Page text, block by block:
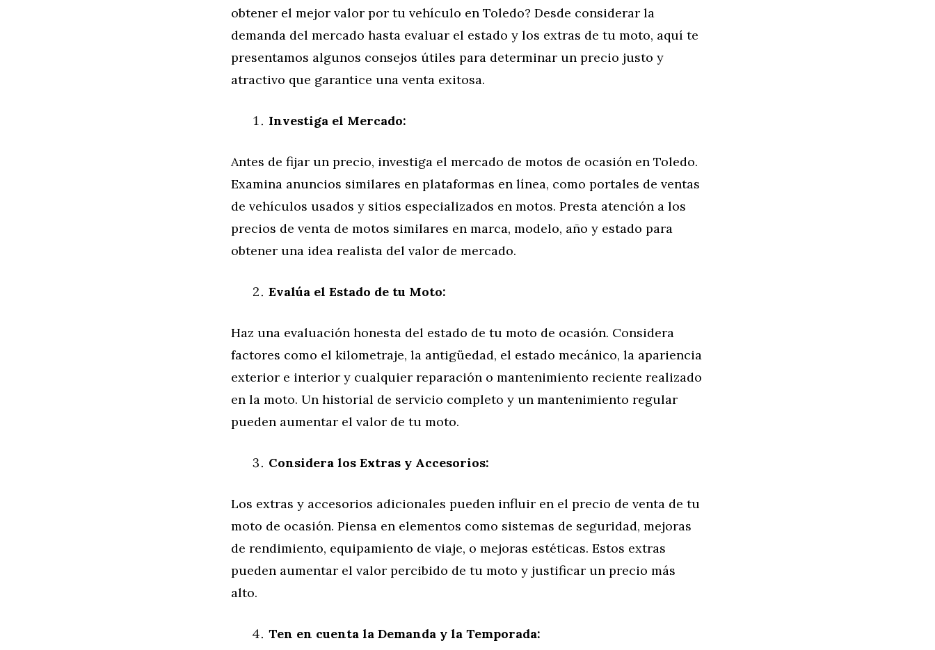
obtener el mejor valor por tu vehículo en Toledo? Desde considerar la
demanda del mercado hasta evaluar el estado y los extras de tu moto, aquí te
presentamos algunos consejos útiles para determinar un precio justo y
atractivo que garantice una venta exitosa.
Investiga el Mercado:
Antes de fijar un precio, investiga el mercado de motos de ocasión en Toledo.
Examina anuncios similares en plataformas en línea, como portales de ventas
de vehículos usados y sitios especializados en motos. Presta atención a los
precios de venta de motos similares en marca, modelo, año y estado para
obtener una idea realista del valor de mercado.
Evalúa el Estado de tu Moto:
Haz una evaluación honesta del estado de tu moto de ocasión. Considera
factores como el kilometraje, la antigüedad, el estado mecánico, la apariencia
exterior e interior y cualquier reparación o mantenimiento reciente realizado
en la moto. Un historial de servicio completo y un mantenimiento regular
pueden aumentar el valor de tu moto.
Considera los Extras y Accesorios:
Los extras y accesorios adicionales pueden influir en el precio de venta de tu
moto de ocasión. Piensa en elementos como sistemas de seguridad, mejoras
de rendimiento, equipamiento de viaje, o mejoras estéticas. Estos extras
pueden aumentar el valor percibido de tu moto y justificar un precio más
alto.
Ten en cuenta la Demanda y la Temporada: